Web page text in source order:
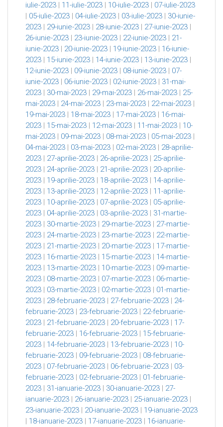
iulie-2023 | 11-iulie-2023 | 10-iulie-2023 | 07-iulie-2023
| 05-iulie-2023 | 04-iulie-2023 | 03-iulie-2023 | 30-iunie-
2023 | 29-iunie-2023 | 28-iunie-2023 | 27-iunie-2023 |
26-iunie-2023 | 23-iunie-2023 | 22-iunie-2023 | 21-
iunie-2023 | 20-iunie-2023 | 19-iunie-2023 | 16-iunie-
2023 | 15-iunie-2023 | 14-iunie-2023 | 13-iunie-2023 |
12-iunie-2023 | 09-iunie-2023 | 08-iunie-2023 | 07-
iunie-2023 | 06-iunie-2023 | 02-iunie-2023 | 31-mai-
2023 | 30-mai-2023 | 29-mai-2023 | 26-mai-2023 | 25-
mai-2023 | 24-mai-2023 | 23-mai-2023 | 22-mai-2023 |
19-mai-2023 | 18-mai-2023 | 17-mai-2023 | 16-mai-
2023 | 15-mai-2023 | 12-mai-2023 | 11-mai-2023 | 10-
mai-2023 | 09-mai-2023 | 08-mai-2023 | 05-mai-2023 |
04-mai-2023 | 03-mai-2023 | 02-mai-2023 | 28-aprilie-
2023 | 27-aprilie-2023 | 26-aprilie-2023 | 25-aprilie-
2023 | 24-aprilie-2023 | 21-aprilie-2023 | 20-aprilie-
2023 | 19-aprilie-2023 | 18-aprilie-2023 | 14-aprilie-
2023 | 13-aprilie-2023 | 12-aprilie-2023 | 11-aprilie-
2023 | 10-aprilie-2023 | 07-aprilie-2023 | 05-aprilie-
2023 | 04-aprilie-2023 | 03-aprilie-2023 | 31-martie-
2023 | 30-martie-2023 | 29-martie-2023 | 27-martie-
2023 | 24-martie-2023 | 23-martie-2023 | 22-martie-
2023 | 21-martie-2023 | 20-martie-2023 | 17-martie-
2023 | 16-martie-2023 | 15-martie-2023 | 14-martie-
2023 | 13-martie-2023 | 10-martie-2023 | 09-martie-
2023 | 08-martie-2023 | 07-martie-2023 | 06-martie-
2023 | 03-martie-2023 | 02-martie-2023 | 01-martie-
2023 | 28-februarie-2023 | 27-februarie-2023 | 24-
februarie-2023 | 23-februarie-2023 | 22-februarie-
2023 | 21-februarie-2023 | 20-februarie-2023 | 17-
februarie-2023 | 16-februarie-2023 | 15-februarie-
2023 | 14-februarie-2023 | 13-februarie-2023 | 10-
februarie-2023 | 09-februarie-2023 | 08-februarie-
2023 | 07-februarie-2023 | 06-februarie-2023 | 03-
februarie-2023 | 02-februarie-2023 | 01-februarie-
2023 | 31-ianuarie-2023 | 30-ianuarie-2023 | 27-
ianuarie-2023 | 26-ianuarie-2023 | 25-ianuarie-2023 |
23-ianuarie-2023 | 20-ianuarie-2023 | 19-ianuarie-2023
| 18-ianuarie-2023 | 17-ianuarie-2023 | 16-ianuarie-